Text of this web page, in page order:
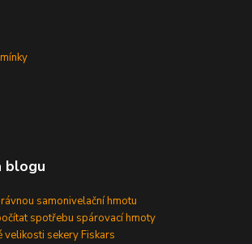
blogu
samonivelační hmotu
spotřebu spárovací hmoty
velikosti sekery Fiskars